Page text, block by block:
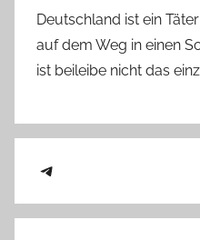
Deutschland ist ein
auf dem Weg in einen
ist beileibe nicht das
Telegram